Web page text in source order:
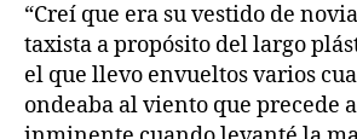
“Creí que era su vestido de
taxista a propósito del largo
el que llevo envueltos varios
ondeaba al viento que precede